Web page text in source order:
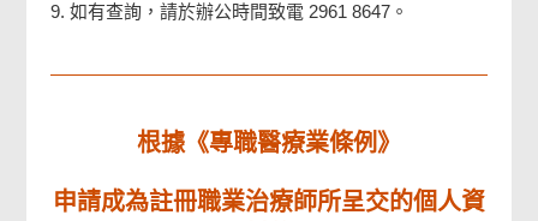
9. 如有查詢，請於辦公時間致電 2961 8647。
根據《專職醫療業條例》
申請成為註冊職業治療師所呈交的個人資